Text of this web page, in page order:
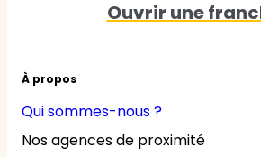
À propos
Qui sommes-nous ?
Nos agences de proximité
Ouvrir une